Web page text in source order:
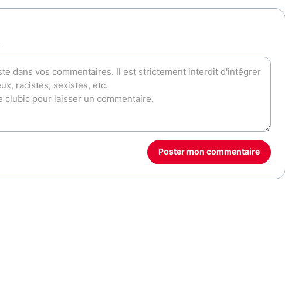
Poster mon commentaire